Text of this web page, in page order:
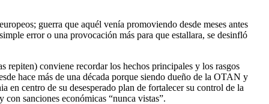
guerra que aquél venía promoviendo desde meses antes
error o una provocación más para que estallara, se desinfló
repiten) conviene recordar los hechos principales y los rasgos
hace más de una década porque siendo dueño de la OTAN y
centro de su desesperado plan de fortalecer su control de la
sanciones económicas “nunca vistas”.